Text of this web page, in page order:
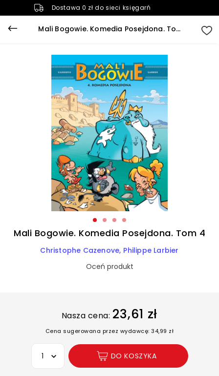
Dostawa 0 zł do sieci księgarń
Mali Bogowie. Komedia Posejdona. Tom 4
Mali Bogowie. Komedia Posejdona. Tom 4
Christophe Cazenove Philippe Larbier
Oceń produkt
Nasza cena: 23,61 zł
Cena sugerowana przez wydawcę: 34,99 zł
Wybierz opcję
DO KOSZYKA